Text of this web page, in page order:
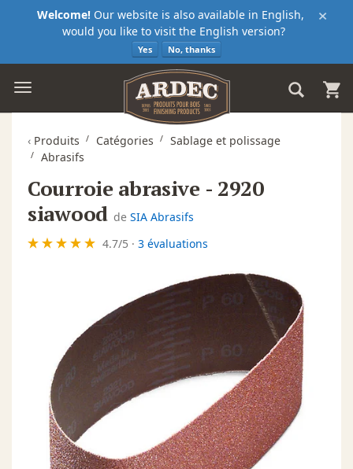
×
Welcome! Our website is also available in English,
would you like to visit the English version?
Yes No, thanks
‹ Produits Catégories
Sablage et polissage
Abrasifs
Courroie abrasive - 2920
siawood de SIA Abrasifs
4.7/5 · 3 évaluations